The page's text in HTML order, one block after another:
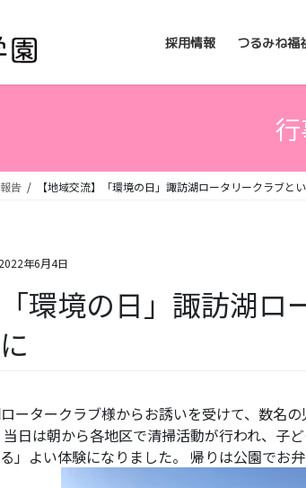
採用情報 つるみね福
告 【地域交流】「環境の日」諏訪湖ロータリークラブと
2022年6月4日
「環境の日」諏訪湖ロ
ータークラブ様からお誘いを受けて、数名
日は朝から各地区で清掃活動が行われ、子ど
」よい体験になりました。 帰りは公園でお